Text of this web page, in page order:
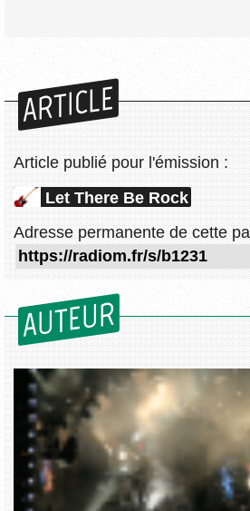
ARTICLE
Article publié pour l'émission :
Let There Be Rock
Adresse permanente de cette
AUTEUR